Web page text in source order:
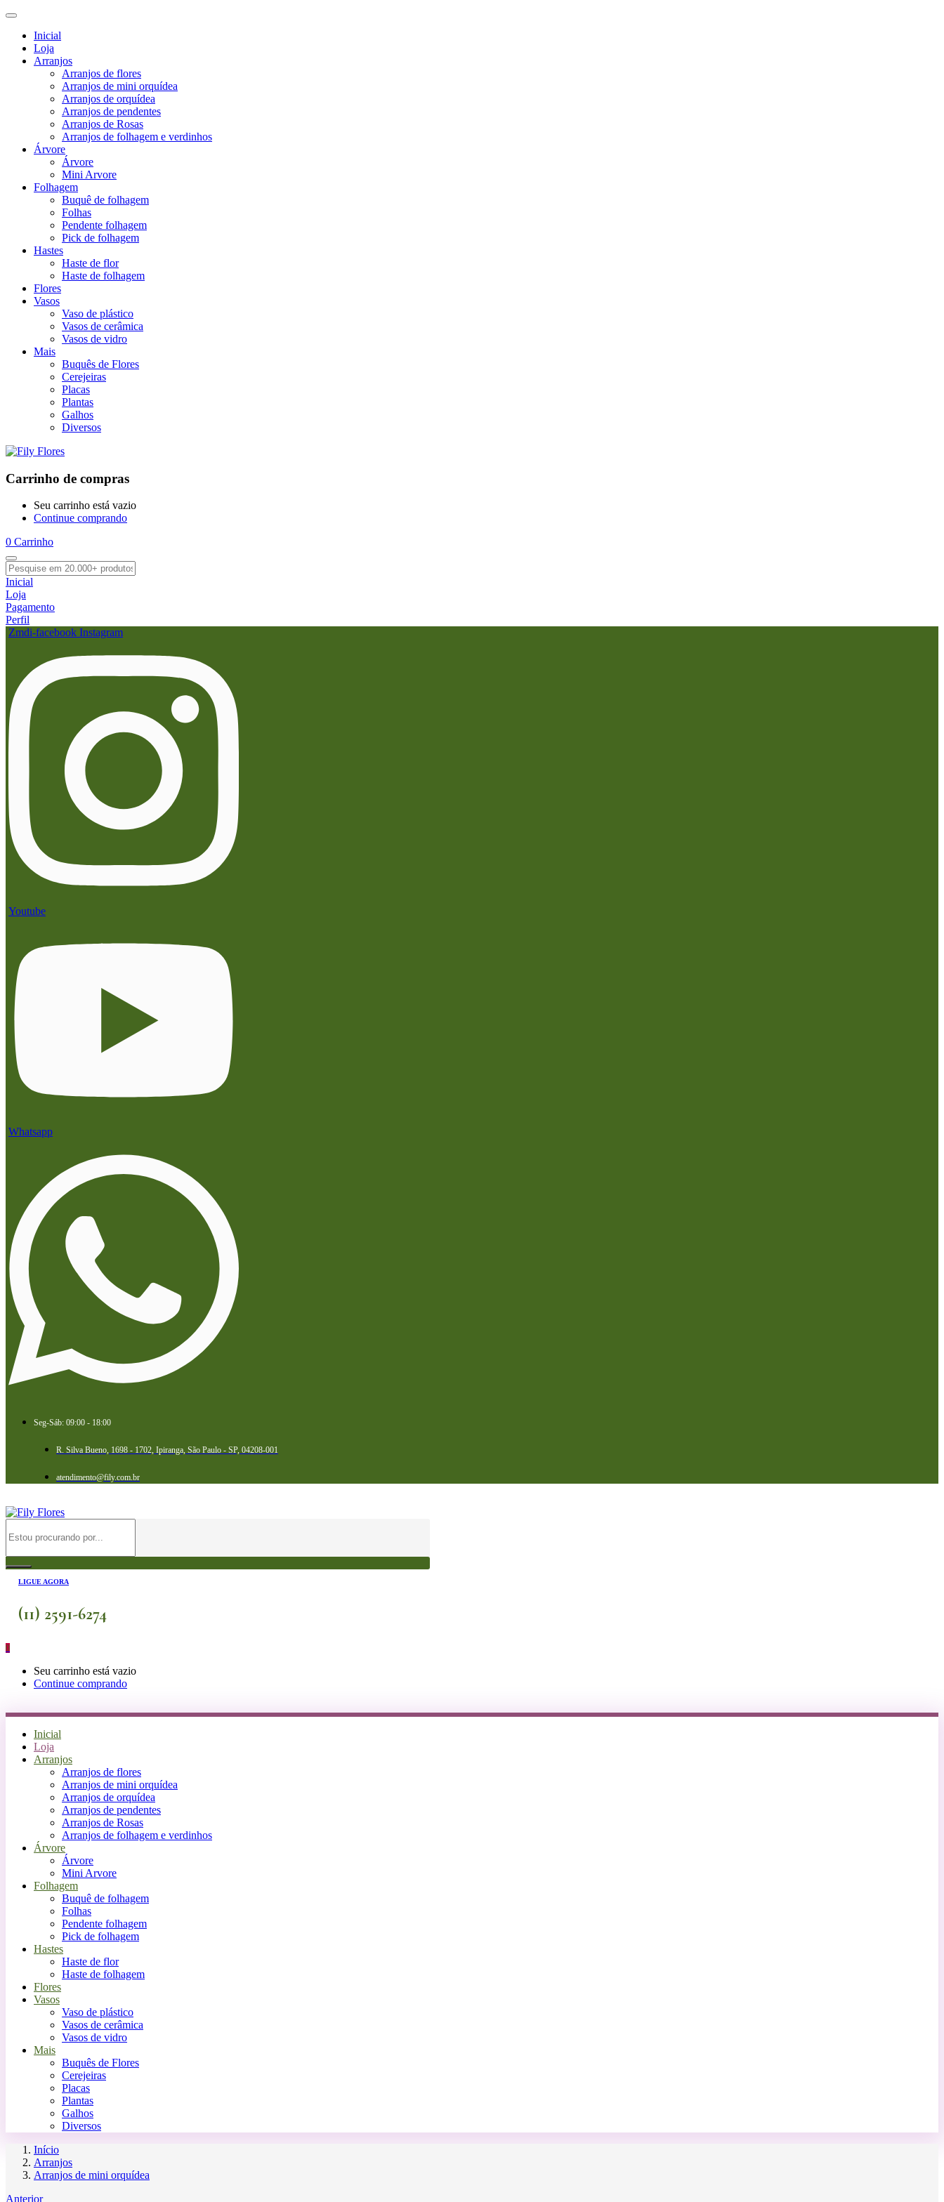
Inicial
Loja
Arranjos
Arranjos de flores
Arranjos de mini orquídea
Arranjos de orquídea
Arranjos de pendentes
Arranjos de Rosas
Arranjos de folhagem e verdinhos
Árvore
Árvore
Mini Arvore
Folhagem
Buquê de folhagem
Folhas
Pendente folhagem
Pick de folhagem
Hastes
Haste de flor
Haste de folhagem
Flores
Vasos
Vaso de plástico
Vasos de cerâmica
Vasos de vidro
Mais
Buquês de Flores
Cerejeiras
Placas
Plantas
Galhos
Diversos
Carrinho de compras
Seu carrinho está vazio
Continue comprando
0 Carrinho
Inicial
Loja
Pagamento
Perfil
Zmdi-facebook Instagram
Youtube
Whatsapp
Seg-Sáb: 09:00 - 18:00
R. Silva Bueno, 1698 - 1702, Ipiranga, São Paulo - SP, 04208-001
atendimento@fily.com.br
LIGUE AGORA
(11) 2591-6274
0
Seu carrinho está vazio
Continue comprando
Inicial
Loja
Arranjos
Arranjos de flores
Arranjos de mini orquídea
Arranjos de orquídea
Arranjos de pendentes
Arranjos de Rosas
Arranjos de folhagem e verdinhos
Árvore
Árvore
Mini Arvore
Folhagem
Buquê de folhagem
Folhas
Pendente folhagem
Pick de folhagem
Hastes
Haste de flor
Haste de folhagem
Flores
Vasos
Vaso de plástico
Vasos de cerâmica
Vasos de vidro
Mais
Buquês de Flores
Cerejeiras
Placas
Plantas
Galhos
Diversos
Início
Arranjos
Arranjos de mini orquídea
Anterior